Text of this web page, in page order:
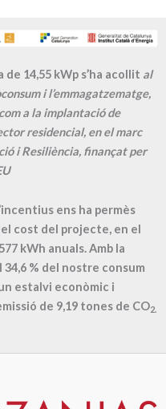
14,55 kWp s’ha acollit al
i l’emmagatzematge,
a la implantació de
residencial, en el marc
i Resiliència, finançat per
ens ha permès
cost del projecte, en el
kWh anuals. Amb la
34,6 % del nostre consum
estalvi econòmic i
de 9,19 tones de CO2.